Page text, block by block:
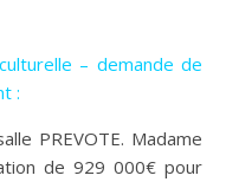
– demande de
:
PREVOTE. Madame
de 929 000€ pour